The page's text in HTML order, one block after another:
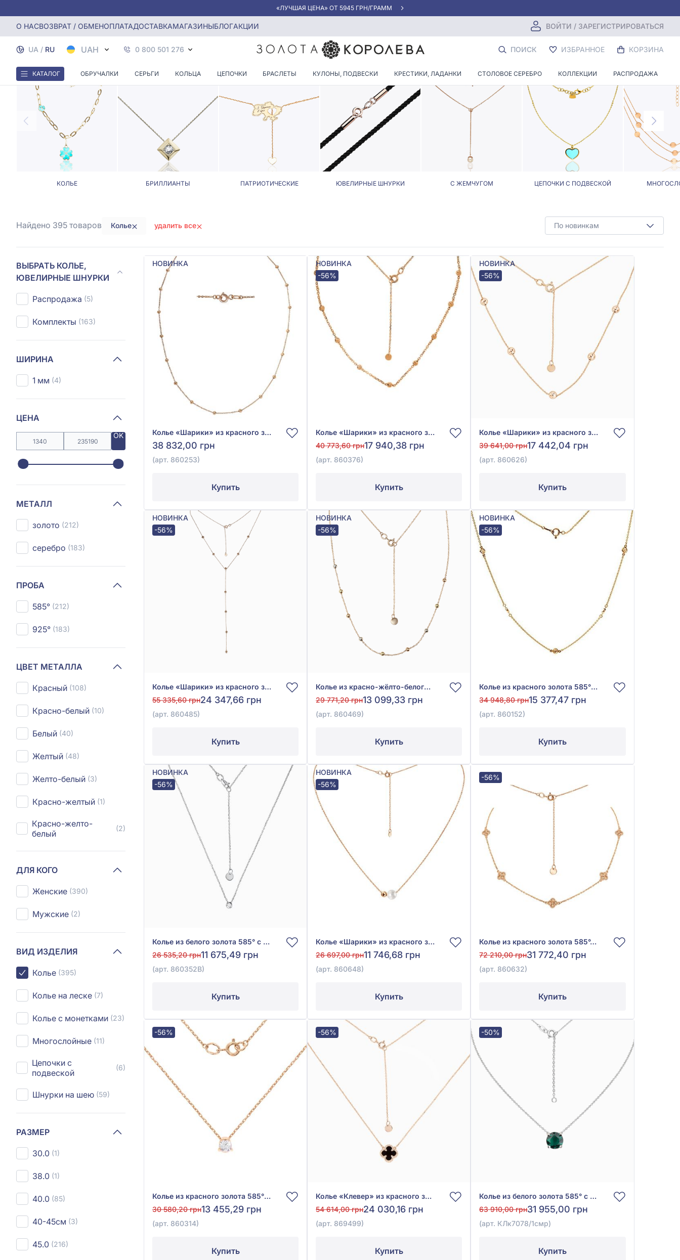
«ЛУЧШАЯ ЦЕНА» ОТ 5945 ГРН/ГРАММ
О НАСВОЗВРАТ / ОБМЕНОПЛАТАДОСТАВКАМАГАЗИНЫБЛОГАКЦИИ ВОЙТИ / ЗАРЕГИСТРИРОВАТЬСЯ
UA / RU UAH 0 800 501 276 ПОИСК ИЗБРАННОЕ КОРЗИНА
КАТАЛОГ ОБРУЧАЛКИ СЕРЬГИ КОЛЬЦА ЦЕПОЧКИ БРАСЛЕТЫ КУЛОНЫ, ПОДВЕСКИ КРЕСТИКИ, ЛАДАНКИ СТОЛОВОЕ СЕРЕБРО КОЛЛЕКЦИИ РАСПРОДАЖА
Главная Колье, Ювелирные шнурки Колье на шею
КОЛЬЕ НА ШЕЮ
КОЛЬЕ БРИЛЛИАНТЫ ПАТРИОТИЧЕСКИЕ ЮВЕЛИРНЫЕ ШНУРКИ С ЖЕМЧУГОМ ЦЕПОЧКИ С ПОДВЕСКОЙ
По новинкам
Найдено 395 товаров Колье удалить все
ВЫБРАТЬ КОЛЬЕ,
ЮВЕЛИРНЫЕ ШНУРКИ
Распродажа (5)
Комплекты (163)
ШИРИНА
1 мм (4)
ЦЕНА
OK
МЕТАЛЛ
золото (212)
серебро (183)
ПРОБА
585° (212)
925° (183)
ЦВЕТ МЕТАЛЛА
Красный (108)
Красно-белый (10)
Белый (40)
Желтый (48)
Желто-белый (3)
Красно-желтый (1)
Красно-желто-
белый
(2)
ДЛЯ КОГО
Женские (390)
Мужские (2)
ВИД ИЗДЕЛИЯ
Колье (395)
Колье на леске (7)
Колье с монетками (23)
Многослойные (11)
Цепочки с
подвеской
(6)
Шнурки на шею (59)
РАЗМЕР
30.0 (1)
38.0 (1)
40.0 (85)
40-45см (3)
45.0 (216)
НОВИНКА
Колье «Шарики» из красного золота 585°, без вставки, арт. 860253
38 832,00 грн
(арт. 860253)
Купить
НОВИНКА
-56%
Колье «Шарики» из красного золота 585°, без вставки, арт. 860376
40 773,60 грн17 940,38 грн
(арт. 860376)
Купить
НОВИНКА
-56%
Колье «Шарики» из красного золота 585°, без вставки, арт. 860626
39 641,00 грн17 442,04 грн
(арт. 860626)
Купить
НОВИНКА
-56%
Колье «Шарики» из красного золота 585°, без вставки, арт. 860485
55 335,60 грн24 347,66 грн
(арт. 860485)
Купить
НОВИНКА
-56%
Колье из красно-жёлто-белого золота 585°, арт. 860469
29 771,20 грн13 099,33 грн
(арт. 860469)
Купить
НОВИНКА
-56%
Колье из красного золота 585° с куб.окс.циркония, арт. 860152
34 948,80 грн15 377,47 грн
(арт. 860152)
Купить
НОВИНКА
-56%
Колье из белого золота 585° с фианитом, арт. 860352В
26 535,20 грн11 675,49 грн
(арт. 860352В)
Купить
НОВИНКА
-56%
Колье «Шарики» из красного золота 585° с жемчугом, арт. 860648
26 697,00 грн11 746,68 грн
(арт. 860648)
Купить
-56%
Колье из красного золота 585°, арт. 860632
72 210,00 грн31 772,40 грн
(арт. 860632)
Купить
-56%
Колье из красного золота 585° с фианитом, арт. 860314
30 580,20 грн13 455,29 грн
(арт. 860314)
Купить
-56%
Колье «Клевер» из красного золота 585° с чёрным агатом, арт. 869499
54 614,00 грн24 030,16 грн
(арт. 869499)
Купить
-50%
Колье из белого золота 585° с зелёным изумрудом гидро 1,04ct, арт. КЛк7078/1смр
63 910,00 грн31 955,00 грн
(арт. КЛк7078/1смр)
Купить